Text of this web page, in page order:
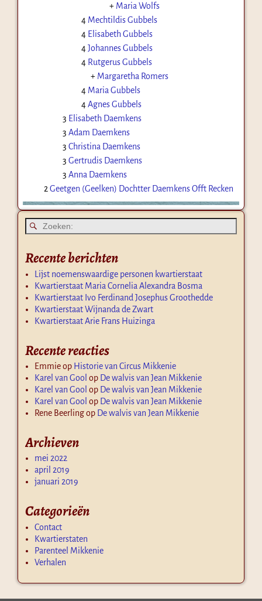
+ Maria Wolfs
4 Mechtildis Gubbels
4 Elisabeth Gubbels
4Johannes Gubbels
4 Rutgerus Gubbels
+ Margaretha Romers
4 Maria Gubbels
4Agnes Gubbels
3 Elisabeth Daemkens
3 Adam Daemkens
3 Christina Daemkens
3 Gertrudis Daemkens
3 Anna Daemkens
2 Geetgen (Geelken) Dochtter Daemkens Offt Recken
Recente berichten
Lijst noemenswaardige personen kwartierstaat
Kwartierstaat Maria Cornelia Alexandra Bosma
Kwartierstaat Ivo Ferdinand Josephus Groothedde
Kwartierstaat Wijnanda de Zwart
Kwartierstaat Arie Frans Huizinga
Recente reacties
Emmieop Historie van Circus Mikkenie
Karel van Gool op De walvis van Jean Mikkenie
Karel van Gool op De walvis van Jean Mikkenie
Karel van Gool op De walvis van Jean Mikkenie
Rene Beerlingop De walvis van Jean Mikkenie
Archieven
mei 2022
april 2019
januari 2019
Categorieën
Contact
Kwartierstaten
Parenteel Mikkenie
Verhalen